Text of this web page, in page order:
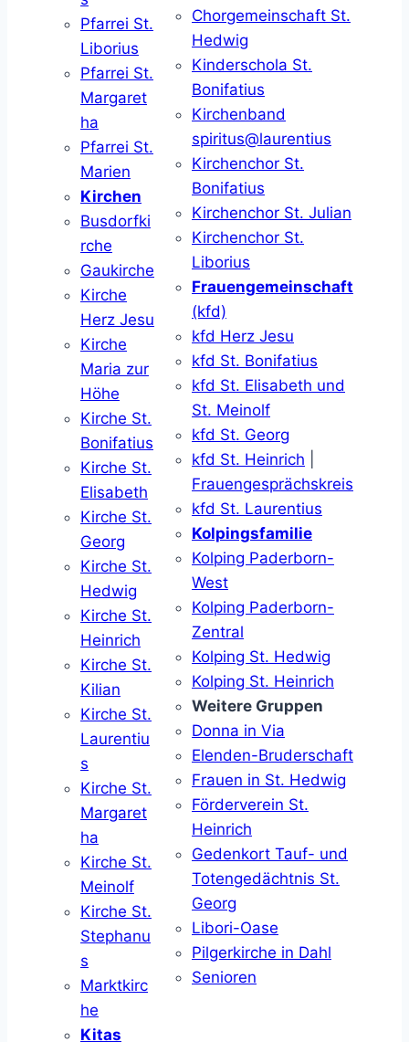
Pfarrei St.
Liborius
Pfarrei St.
Margaret
ha
Pfarrei St.
Marien
Kirchen
Busdorfki
rche
Gaukirche
Kirche
Herz Jesu
Kirche
Maria zur
Höhe
Kirche St.
Bonifatius
Kirche St.
Elisabeth
Kirche St.
Georg
Kirche St.
Hedwig
Kirche St.
Heinrich
Kirche St.
Kilian
Kirche St.
Laurentiu
s
Kirche St.
Margaret
ha
Kirche St.
Meinolf
Kirche St.
Stephanu
s
Marktkirc
he
Kitas
Chorgemeinschaft St.
Hedwig
Kinderschola St.
Bonifatius
Kirchenband
spiritus@laurentius
Kirchenchor St.
Bonifatius
Kirchenchor St. Julian
Kirchenchor St.
Liborius
Frauengemeinschaft
(kfd)
kfd Herz Jesu
kfd St. Bonifatius
kfd St. Elisabeth und
St. Meinolf
kfd St. Georg
kfd St. Heinrich
Frauengesprächskreis
kfd St. Laurentius
Kolpingsfamilie
Kolping Paderborn-
West
Kolping Paderborn-
Zentral
Kolping St. Hedwig
Kolping St. Heinrich
Weitere Gruppen
Donna in Via
Elenden-Bruderschaft
Frauen in St. Hedwig
Förderverein St.
Heinrich
Gedenkort Tauf- und
Totengedächtnis St.
Georg
Libori-Oase
Pilgerkirche in Dahl
Senioren